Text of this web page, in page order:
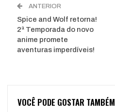
ANTERIOR
Spice and Wolf retorna!
2ª Temporada do novo
anime promete
aventuras imperdíveis!
VOCÊ PODE GOSTAR TAMBÉM